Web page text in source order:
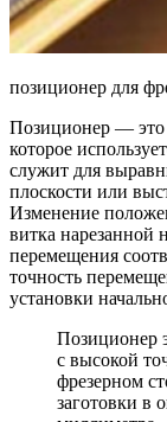
позиционер для
Позиционер — это
которое
служит для
плоскости или
Изменение
витка нарезанной
перемещения
точность
установки
Позиционер
с высокой
фрезерном
заготовки в